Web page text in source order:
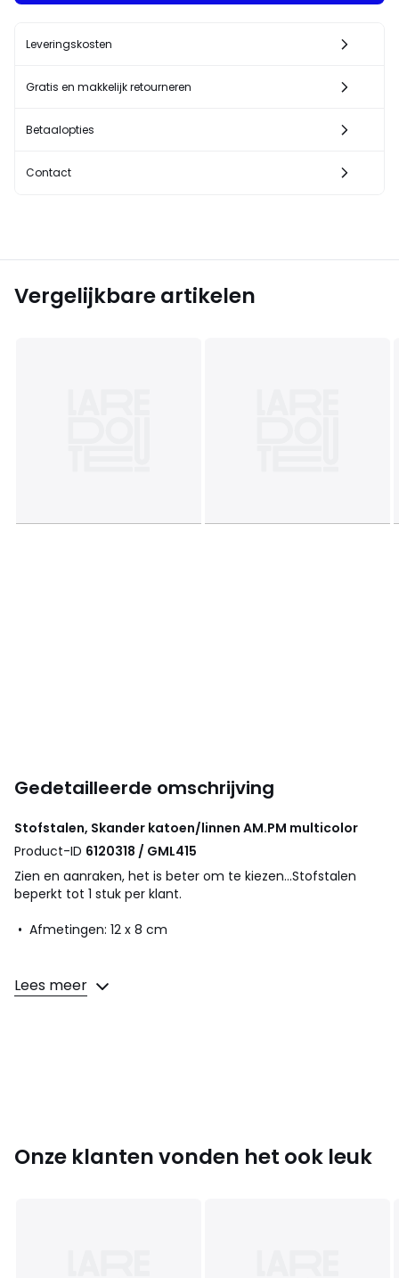
Leveringskosten
Gratis en makkelijk retourneren
Betaalopties
Contact
Vergelijkbare artikelen
Gedetailleerde omschrijving
Stofstalen, Skander katoen/linnen AM.PM multicolor
Product-ID 6120318 / GML415
Zien en aanraken, het is beter om te kiezen...Stofstalen
beperkt tot 1 stuk per klant.
• Afmetingen: 12 x 8 cm
Kleuren Multicolor
Lees meer
Onze klanten vonden het ook leuk